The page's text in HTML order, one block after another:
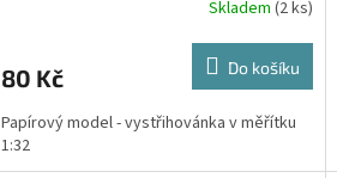
Skladem (2 ks)
80 Kč Do košíku
Papírový model - vystřihovánka v měřítku
1:32